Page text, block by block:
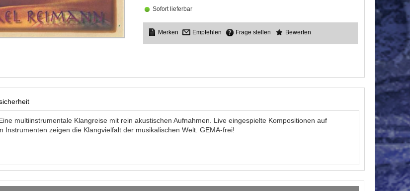
Sofort lieferbar
Empfehlen Frage stellen Bewerten
multiinstrumentale Klangreise mit rein akustischen Aufnahmen. Live eingespielte Kompositionen auf
Instrumenten zeigen die Klangvielfalt der musikalischen Welt. GEMA-frei!